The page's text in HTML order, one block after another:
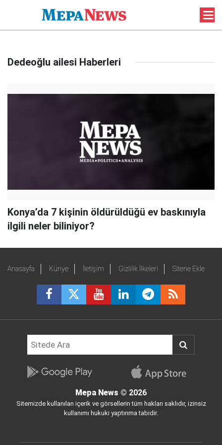
Dedeoğlu ailesi Haberleri
Konya’da 7 kişinin öldürüldüğü ev baskınıyla
ilgili neler biliniyor?
Anasayfa Künye İletişim Gizlilik İlkeleri Sitene Ekle
Mepa News © 2026
Sitemizde kullanılan içerik ve görsellerin tüm hakları saklıdır, izinsiz
kullanımı hukuki yaptırıma tabidir.